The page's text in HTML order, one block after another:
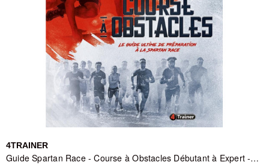
4TRAINER
Guide Spartan Race - Course à Obstacles Débutant à Expert - 4TRAINER